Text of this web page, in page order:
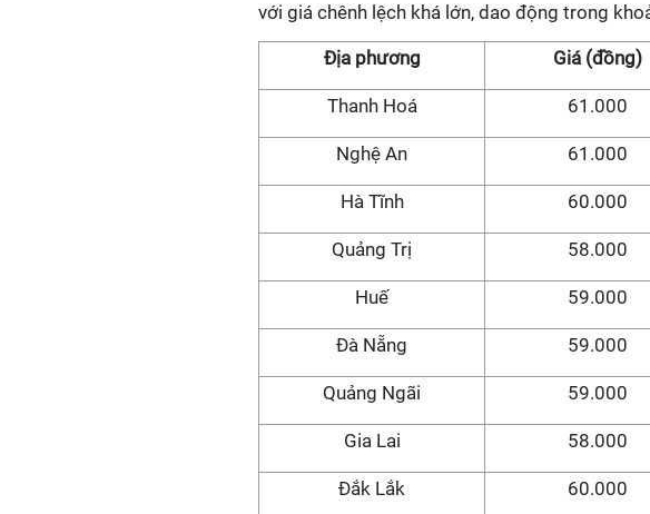
với giá chênh lệch khá lớn, dao động trong
Địa phương Giá (đồng)
Thanh Hoá 61.000
Nghệ An 61.000
Hà Tĩnh 60.000
Quảng Trị 58.000
Huế 59.000
Đà Nẵng 59.000
Quảng Ngãi 59.000
Gia Lai 58.000
Đắk Lắk 60.000